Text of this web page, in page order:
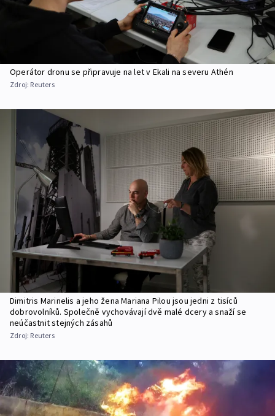
Operátor dronu se připravuje na let v Ekali na severu Athén
Zdroj: Reuters
Dimitris Marinelis a jeho žena Mariana Pilou jsou jedni z tisíců
dobrovolníků. Společně vychovávají dvě malé dcery a snaží se
neúčastnit stejných zásahů
Zdroj: Reuters